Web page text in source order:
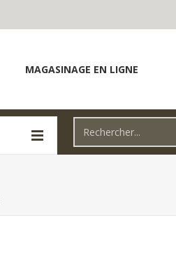
MAGASINAGE EN LIGNE